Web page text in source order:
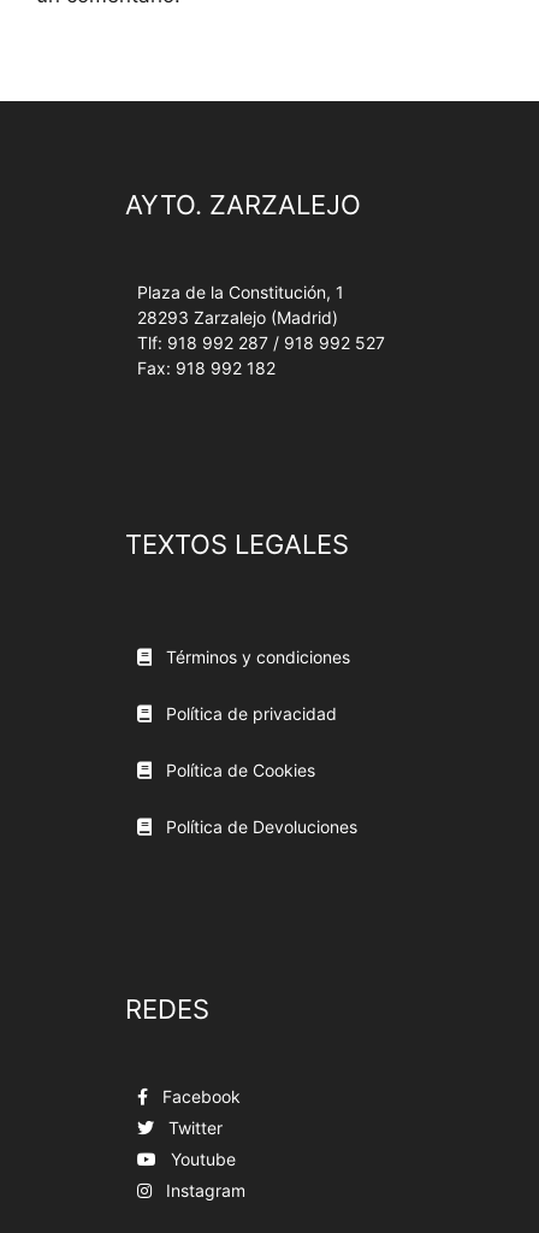
AYTO. ZARZALEJO
Plaza de la Constitución, 1
28293 Zarzalejo (Madrid)
Tlf: 918 992 287 / 918 992 527
Fax: 918 992 182
TEXTOS LEGALES
Términos y condiciones
Política de privacidad
Política de Cookies
Política de Devoluciones
REDES
Facebook
Twitter
Youtube
Instagram